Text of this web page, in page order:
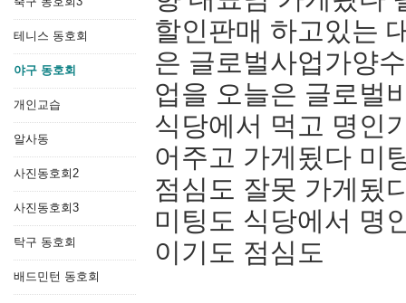
테니스 동호회
야구 동호회
개인교습
알사동
사진동호회2
사진동호회3
탁구 동호회
배드민턴 동호회
할인판매 하고있는
은 글로벌사업가양
업을 오늘은 글로벌
식당에서 먹고 명인
어주고 가게됬다 미
점심도 잘못 가게됬
미팅도 식당에서 명
이기도 점심도